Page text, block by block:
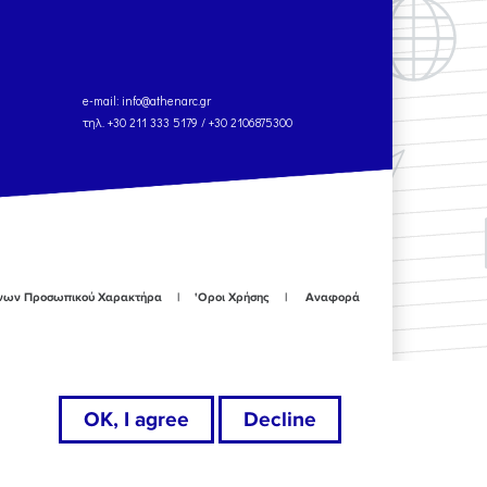
e-mail: info@athenarc.gr
τηλ. +30 211 333 5179 / +30 2106875300
Προσωπικού Χαρακτήρα 'Οροι Χρήσης Αναφορά
OK, I agree Decline